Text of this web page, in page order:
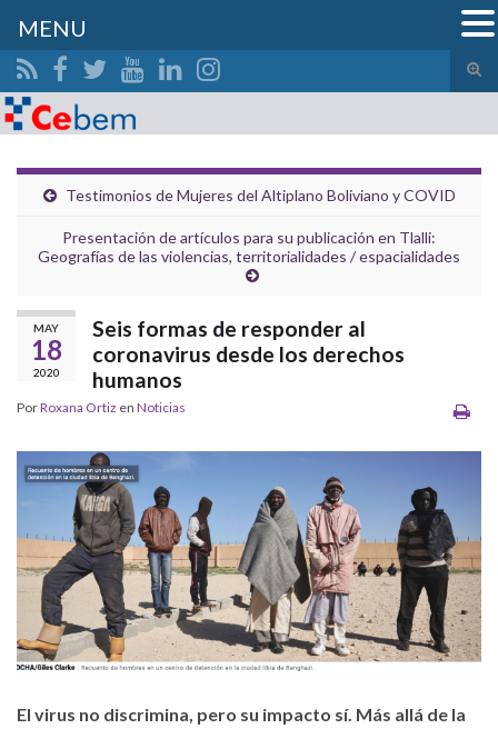
el
Search for:
Testimonios de Mujeres del Altiplano Boliviano y COVID
Presentación de artículos para su publicación en Tlalli:
Geografías de las violencias, territorialidades / espacialidades
MAY
18
2020
Seis formas de responder al
coronavirus desde los derechos
humanos
PorRoxana Ortiz en Noticias
El virus no discrimina, pero su impacto sí. Más allá de la
MENU